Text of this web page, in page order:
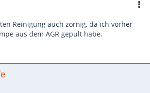
Reinigung auch zornig, da ich vorher
aus dem AGR gepult habe.